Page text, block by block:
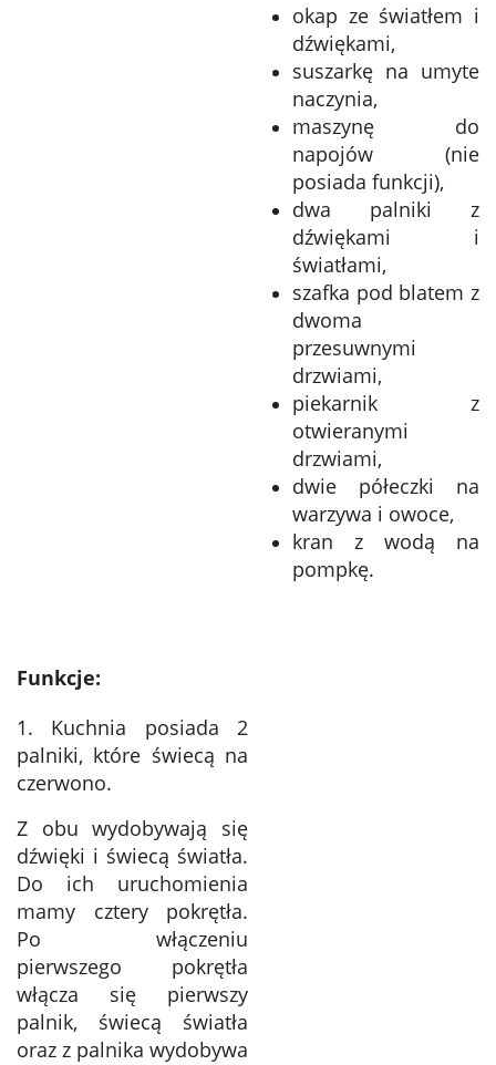
okap ze światłem i
dźwiękami,
suszarkę na umyte
naczynia,
maszynę do
napojów (nie
posiada funkcji),
dwa palniki z
dźwiękami i
światłami,
szafka pod blatem z
dwoma
przesuwnymi
drzwiami,
piekarnik z
otwieranymi
drzwiami,
dwie półeczki na
warzywa i owoce,
kran z wodą na
pompkę.
Funkcje:
1. Kuchnia posiada 2
palniki, które świecą na
czerwono.
Z obu wydobywają się
dźwięki i świecą światła.
Do ich uruchomienia
mamy cztery pokrętła.
Po włączeniu
pierwszego pokrętła
włącza się pierwszy
palnik, świecą światła
oraz z palnika wydobywa